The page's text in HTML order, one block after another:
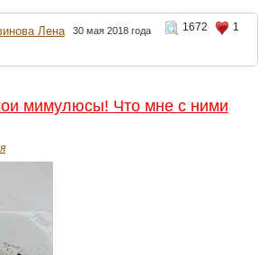
Лена 30 мая 2018 года 1672
1
мимулюсы! Что мне с ними